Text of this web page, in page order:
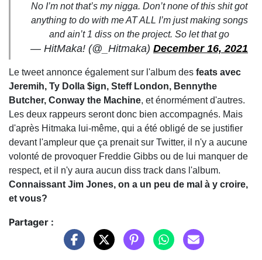
No I’m not that’s my nigga. Don’t none of this shit got
anything to do with me AT ALL I’m just making songs
and ain’t 1 diss on the project. So let that go
— HitMaka! (@_Hitmaka) December 16, 2021
Le tweet annonce également sur l'album des feats avec
Jeremih, Ty Dolla $ign, Steff London, Bennythe
Butcher, Conway the Machine, et énormément d'autres.
Les deux rappeurs seront donc bien accompagnés. Mais
d'après Hitmaka lui-même, qui a été obligé de se justifier
devant l'ampleur que ça prenait sur Twitter, il n'y a aucune
volonté de provoquer Freddie Gibbs ou de lui manquer de
respect, et il n'y aura aucun diss track dans l'album.
Connaissant Jim Jones, on a un peu de mal à y croire,
et vous?
Partager :